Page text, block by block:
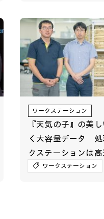
ワークステーション
『天気の子』の美
く大容量データ 処
クステーションは高
鍵にワークステーション